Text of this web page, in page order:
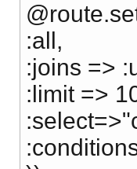
:all,
:joins =>
:limit =>